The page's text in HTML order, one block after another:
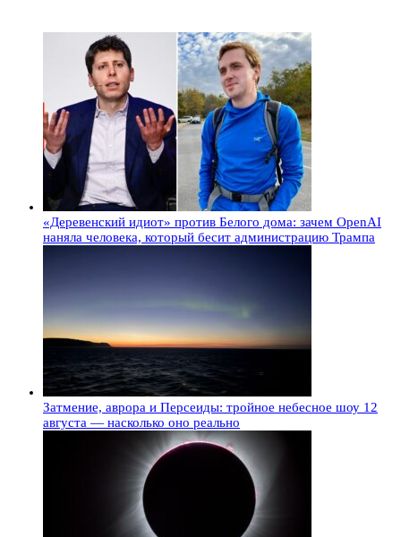
«Деревенский идиот» против Белого дома: зачем OpenAI
наняла человека, который бесит администрацию Трампа
Затмение, аврора и Персеиды: тройное небесное шоу 12
августа — насколько оно реально